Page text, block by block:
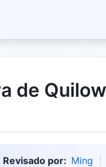
de
Revisado por: Ming